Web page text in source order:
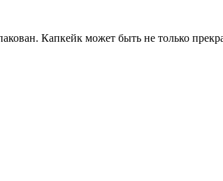
Капкейк может быть не только